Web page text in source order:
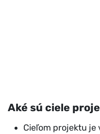
Aké sú ciele
Cieľom projektu je